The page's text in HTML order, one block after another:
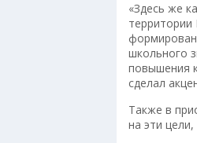
«Здесь же
школьного
повышения
сделал
Также в
на эти